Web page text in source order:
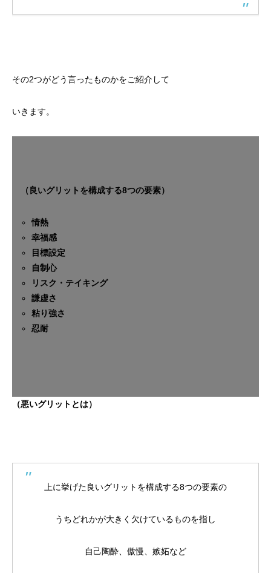
その2つがどう言ったものかをご紹介して
いきます。
（良いグリットを構成する8つの要素）
情熱
幸福感
目標設定
自制心
リスク・テイキング
謙虚さ
粘り強さ
忍耐
（悪いグリットとは）
上に挙げた良いグリットを構成する8つの要素の
うちどれかが大きく欠けているものを指し
自己陶酔、傲慢、嫉妬など